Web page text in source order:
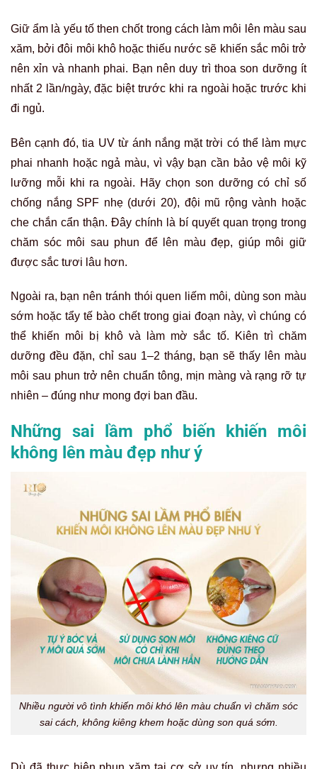
Giữ ẩm là yếu tố then chốt trong cách làm môi lên màu sau
xăm, bởi đôi môi khô hoặc thiếu nước sẽ khiến sắc môi trở
nên xỉn và nhanh phai. Bạn nên duy trì thoa son dưỡng ít
nhất 2 lần/ngày, đặc biệt trước khi ra ngoài hoặc trước khi
đi ngủ.
Bên cạnh đó, tia UV từ ánh nắng mặt trời có thể làm mực
phai nhanh hoặc ngả màu, vì vậy bạn cần bảo vệ môi kỹ
lưỡng mỗi khi ra ngoài. Hãy chọn son dưỡng có chỉ số
chống nắng SPF nhẹ (dưới 20), đội mũ rộng vành hoặc
che chắn cẩn thận. Đây chính là bí quyết quan trọng trong
chăm sóc môi sau phun để lên màu đẹp, giúp môi giữ
được sắc tươi lâu hơn.
Ngoài ra, bạn nên tránh thói quen liếm môi, dùng son màu
sớm hoặc tẩy tế bào chết trong giai đoạn này, vì chúng có
thể khiến môi bị khô và làm mờ sắc tố. Kiên trì chăm
dưỡng đều đặn, chỉ sau 1–2 tháng, bạn sẽ thấy lên màu
môi sau phun trở nên chuẩn tông, mịn màng và rạng rỡ tự
nhiên – đúng như mong đợi ban đầu.
Những sai lầm phổ biến khiến môi
không lên màu đẹp như ý
Nhiều người vô tình khiến môi khó lên màu chuẩn vì chăm sóc
sai cách, không kiêng khem hoặc dùng son quá sớm.